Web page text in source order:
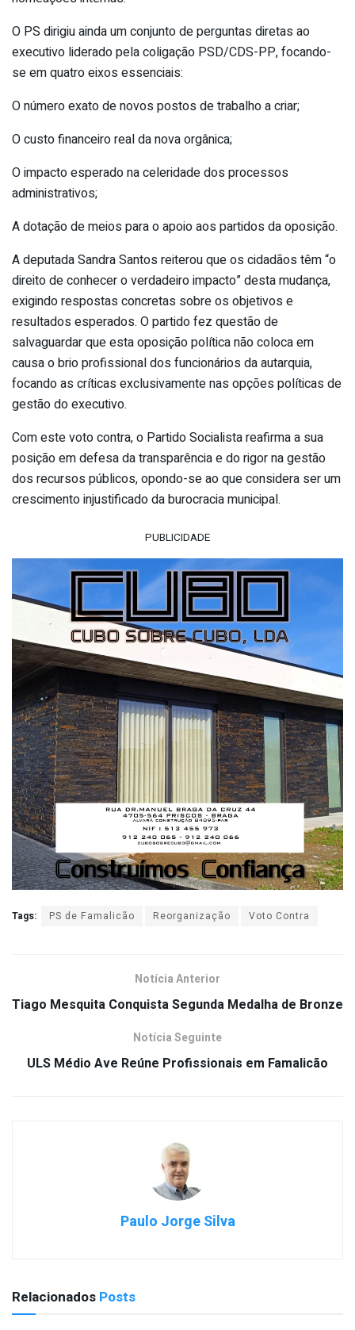
O PS dirigiu ainda um conjunto de perguntas diretas ao
executivo liderado pela coligação PSD/CDS-PP, focando-
se em quatro eixos essenciais:
O número exato de novos postos de trabalho a criar;
O custo financeiro real da nova orgânica;
O impacto esperado na celeridade dos processos
administrativos;
A dotação de meios para o apoio aos partidos da oposição.
A deputada Sandra Santos reiterou que os cidadãos têm “o
direito de conhecer o verdadeiro impacto” desta mudança,
exigindo respostas concretas sobre os objetivos e
resultados esperados. O partido fez questão de
salvaguardar que esta oposição política não coloca em
causa o brio profissional dos funcionários da autarquia,
focando as críticas exclusivamente nas opções políticas de
gestão do executivo.
Com este voto contra, o Partido Socialista reafirma a sua
posição em defesa da transparência e do rigor na gestão
dos recursos públicos, opondo-se ao que considera ser um
crescimento injustificado da burocracia municipal.
PUBLICIDADE
Tags: PS de Famalicão Reorganização Voto Contra
Notícia Anterior
Tiago Mesquita Conquista Segunda Medalha de Bronze
Notícia Seguinte
ULS Médio Ave Reúne Profissionais em Famalicão
Paulo Jorge Silva
Relacionados Posts